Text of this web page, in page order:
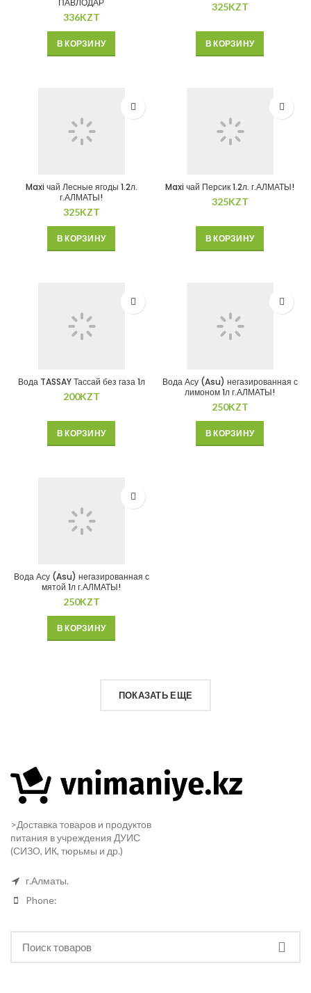
ПАВЛОДАР
336KZT
В КОРЗИНУ
325KZT
В КОРЗИНУ
Maxi чай Лесные ягоды 1.2л.
г.АЛМАТЫ!
325KZT
В КОРЗИНУ
Maxi чай Персик 1.2л. г.АЛМАТЫ!
325KZT
В КОРЗИНУ
Вода TASSAY Тассай без газа 1л
200KZT
В КОРЗИНУ
Вода Асу (Asu) негазированная с
лимоном 1л г.АЛМАТЫ!
250KZT
В КОРЗИНУ
Вода Асу (Asu) негазированная с
мятой 1л г.АЛМАТЫ!
250KZT
В КОРЗИНУ
ПОКАЗАТЬ ЕЩЕ
>Доставка товаров и продуктов
питания в учреждения ДУИС
(СИЗО, ИК, тюрьмы и др.)
г.Алматы.
Phone: